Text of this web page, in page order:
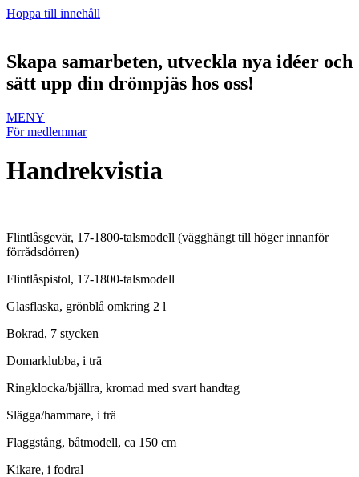
Hoppa till innehåll
Skapa samarbeten, utveckla nya idéer och
sätt upp din drömpjäs hos oss!
MENY
För medlemmar
Handrekvistia
Flintlåsgevär, 17-1800-talsmodell (vägghängt till höger innanför
förrådsdörren)
Flintlåspistol, 17-1800-talsmodell
Glasflaska, grönblå omkring 2 l
Bokrad, 7 stycken
Domarklubba, i trä
Ringklocka/bjällra, kromad med svart handtag
Slägga/hammare, i trä
Flaggstång, båtmodell, ca 150 cm
Kikare, i fodral